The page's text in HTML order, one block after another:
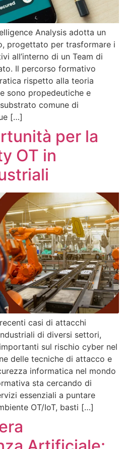
Analysis adotta un
progettato per trasformare i
all’interno di un Team di
Il percorso formativo
rispetto alla teoria
sono propedeutiche e
comune di
[…]
per la
OT in
casi di attacchi
di diversi settori,
sul rischio cyber nel
delle tecniche di attacco e
informatica nel mondo
sta cercando di
essenziali a puntare
OT/IoT, basti […]